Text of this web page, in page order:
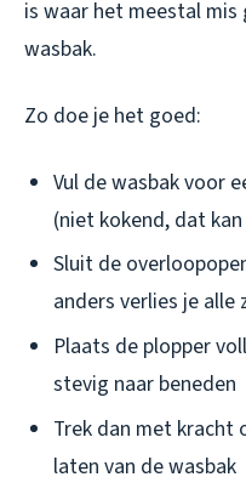
is waar het meestal
wasbak.
Zo doe je het goed:
Vul de wasbak voor
(niet kokend, dat
Sluit de
anders verlies je alle
Plaats de plopper
stevig naar beneden
Trek dan met kracht
laten van de wasbak